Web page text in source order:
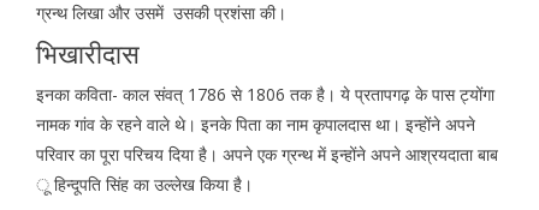
ग्रन्थ लिखा और उसमें उसकी प्रशंसा की।
भिखारीदास
इनका कविता- काल संवत् 1786 से 1806 तक है। ये प्रतापगढ़ के पास ट्योंगा
नामक गांव के रहने वाले थे। इनके पिता का नाम कृपालदास था। इन्होंने अपने
परिवार का पूरा परिचय दिया है। अपने एक ग्रन्थ में इन्होंने अपने आश्रयदाता बाब
ू हिन्दूपति सिंह का उल्लेख किया है।